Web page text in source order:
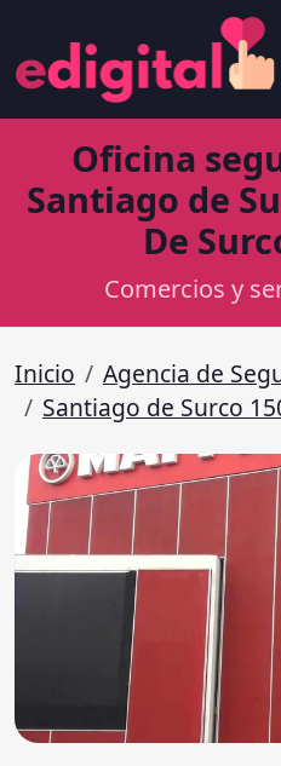
Oficina
Santiago de
De
Comercios y
Inicio
Agencia de
Santiago de Surco